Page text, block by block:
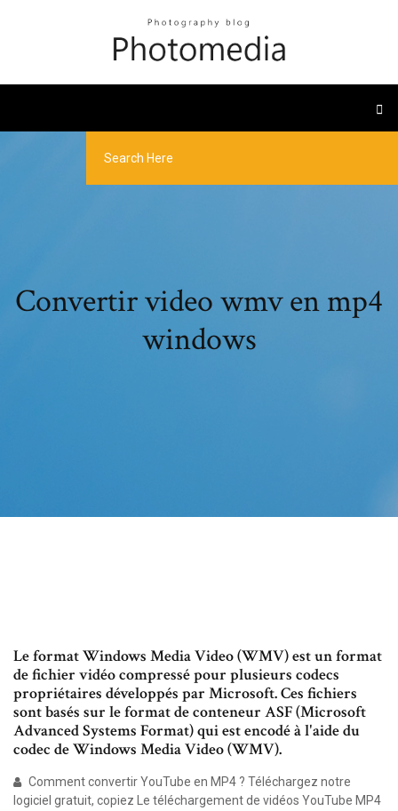
Convertir video wmv en mp4
windows
Le format Windows Media Video (WMV) est un format
de fichier vidéo compressé pour plusieurs codecs
propriétaires développés par Microsoft. Ces fichiers
sont basés sur le format de conteneur ASF (Microsoft
Advanced Systems Format) qui est encodé à l'aide du
codec de Windows Media Video (WMV).
Comment convertir YouTube en MP4 ? Téléchargez notre
logiciel gratuit, copiez Le téléchargement de vidéos YouTube MP4